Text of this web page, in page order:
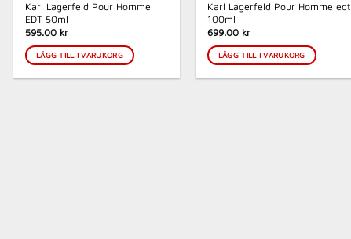
Karl Lagerfeld Pour Homme
EDT 50ml
595.00 kr
LÄGG TILL I VARUKORG
Karl Lagerfeld Pour Homme edt
100ml
699.00 kr
LÄGG TILL I VARUKORG